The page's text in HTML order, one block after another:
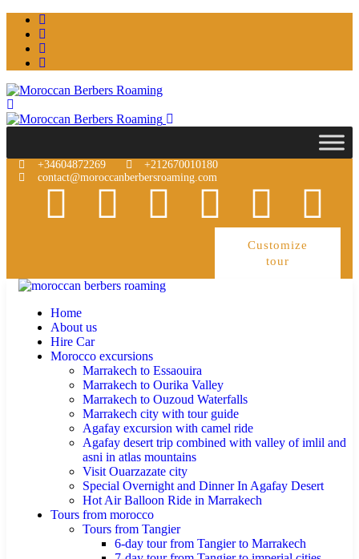
+34604872269
+212670010180
contact@moroccanberbersroaming.com
Customize
tour
Home
About us
Hire Car
Morocco excursions
Marrakech to Essaouira
Marrakech to Ourika Valley
Marrakech to Ouzoud Waterfalls
Marrakech city with tour guide
Agafay excursion with camel ride
Agafay desert trip combined with valley of imlil and
asni in atlas mountains
Visit Ouarzazate city
Special Overnight and Dinner In Agafay Desert
Hot Air Balloon Ride in Marrakech
Tours from morocco
Tours from Tangier
6-day tour from Tangier to Marrakech